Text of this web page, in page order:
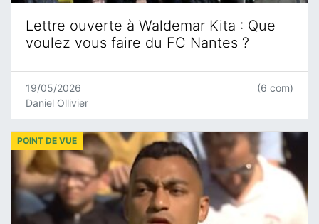
Lettre ouverte à Waldemar Kita : Que
voulez vous faire du FC Nantes ?
19/05/2026
Daniel Ollivier
(6 com)
POINT DE VUE